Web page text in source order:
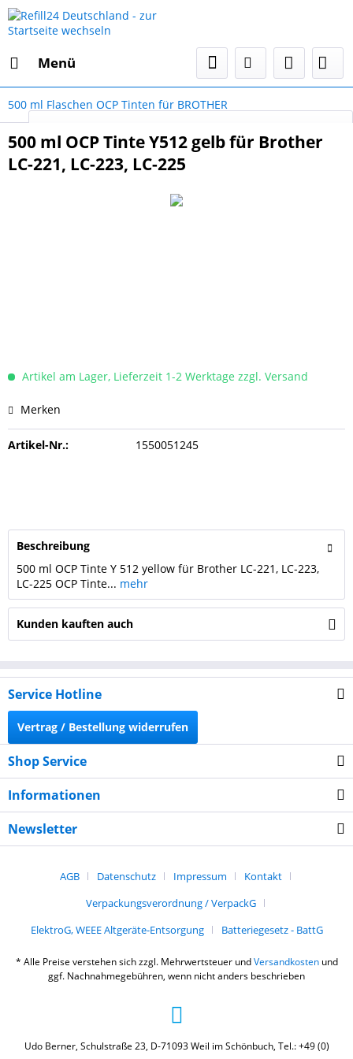
Menü
500 ml Flaschen OCP Tinten für BROTHER
500 ml OCP Tinte Y512 gelb für Brother
LC-221, LC-223, LC-225
Artikel am Lager, Lieferzeit 1-2 Werktage zzgl. Versand
Merken
Artikel-Nr.: 1550051245
Beschreibung
500 ml OCP Tinte Y 512 yellow für Brother LC-221, LC-223,
LC-225 OCP Tinte... mehr
Kunden kauften auch
Service Hotline
Vertrag / Bestellung widerrufen
Shop Service
Informationen
Newsletter
AGB Datenschutz Impressum
Kontakt
Verpackungsverordnung / VerpackG
ElektroG, WEEE Altgeräte-Entsorgung
Batteriegesetz - BattG
* Alle Preise verstehen sich zzgl. Mehrwertsteuer undVersandkostenund
ggf. Nachnahmegebühren, wenn nicht anders beschrieben
Udo Berner, Schulstraße 23, D-71093 Weil im Schönbuch, Tel.: +49 (0)